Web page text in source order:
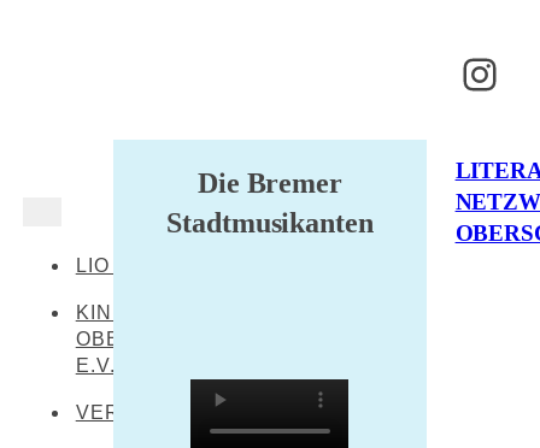
LIO AKTUELL
KINDERKULTUR
OBERSCHWABEN
E.V.
VERANSTALTUNGEN
Die Bremer
Stadtmusikanten